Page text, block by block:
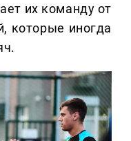
их команду от
которые иногда